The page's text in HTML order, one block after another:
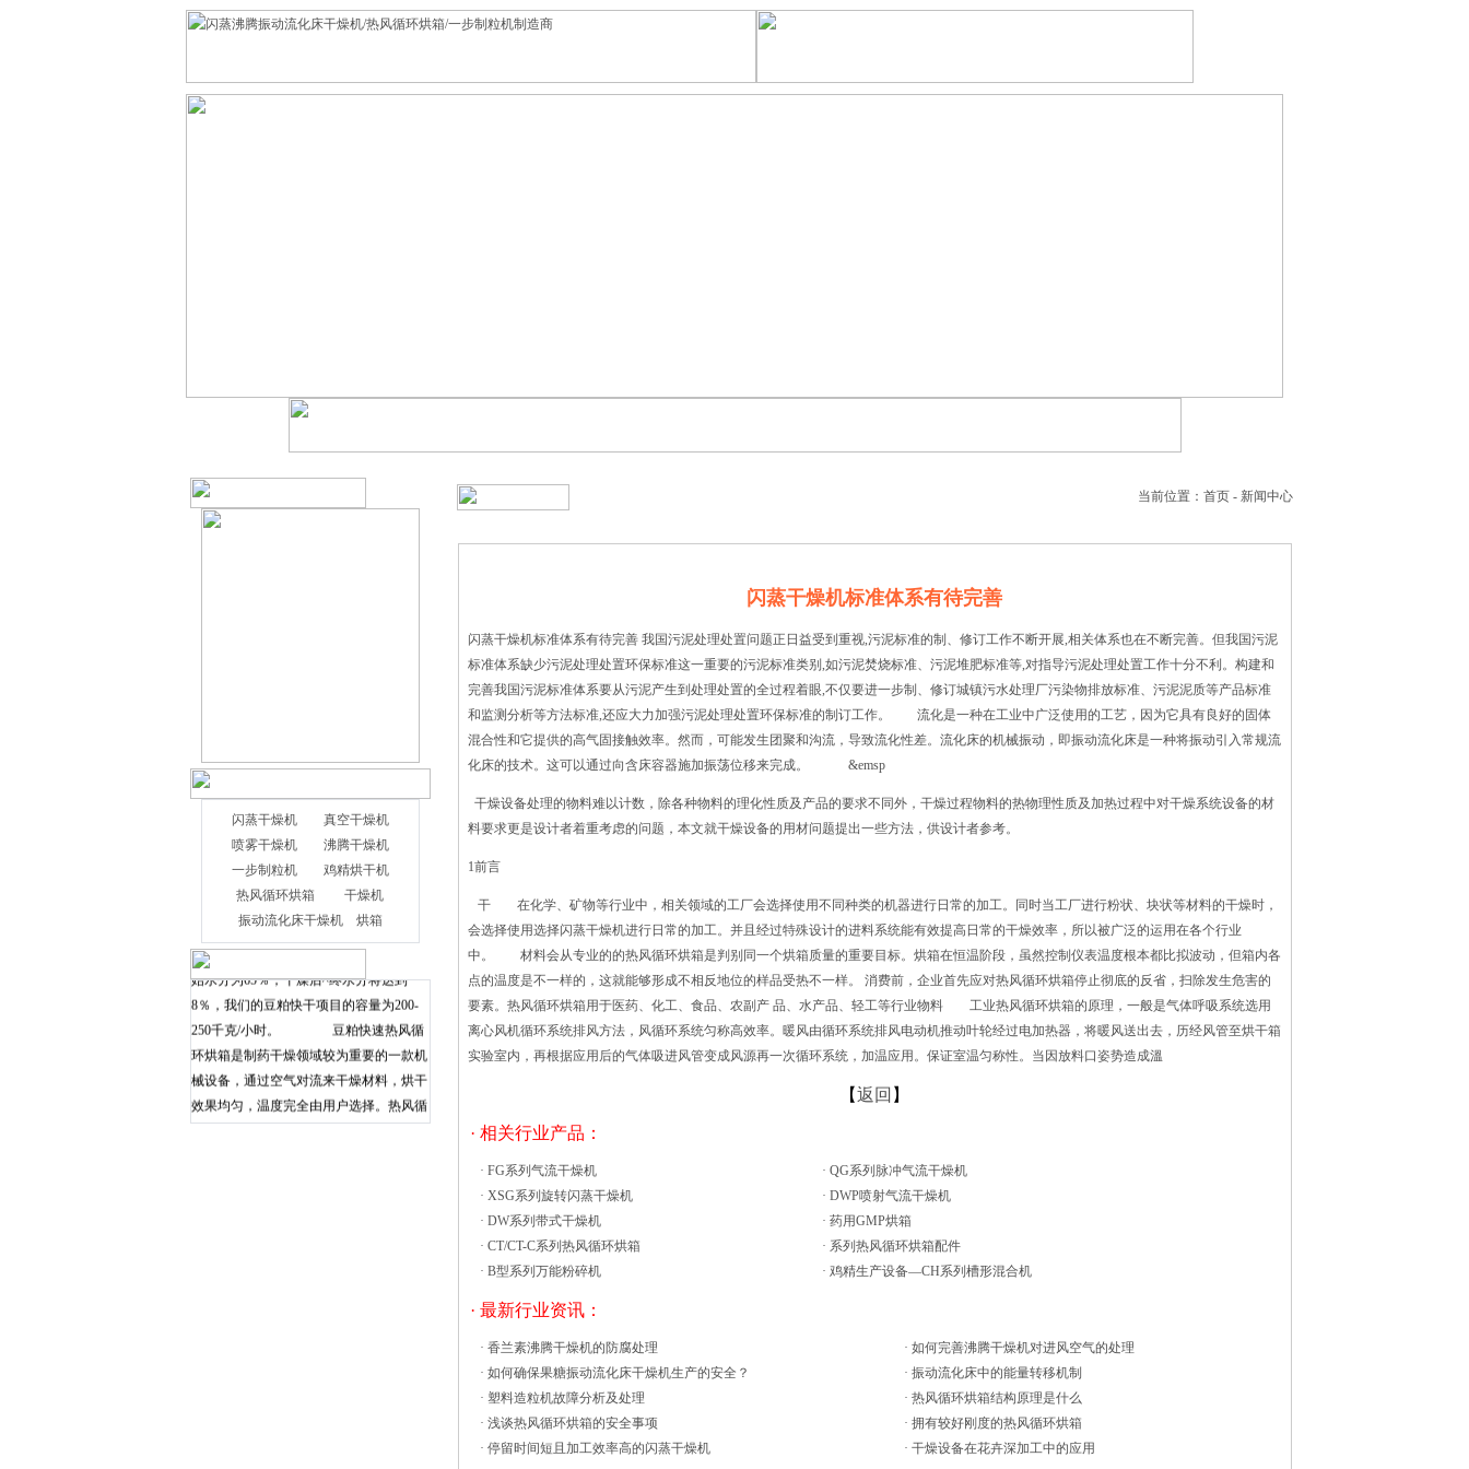
闪蒸干燥机
真空干燥机
喷雾干燥机
沸腾干燥机
一步制粒机
鸡精烘干机
热风循环烘箱
干燥机
振动流化床干燥机
烘箱
豆粕是主要生产畜禽饲料的原料，它
还可用于制作糕点食品，保健食品和化妆
品以及抗菌材料；它是^大的生产和^多功
能的动植物油粕饲料产品，比棉籽粕，花
生粕，油菜渣......等。 豆粕的原
始水分为65％，干燥后^终水分将达到
8％，我们的豆粕快干项目的容量为200-
250千克/小时。 豆粕快速热风循
环烘箱是制药干燥领域较为重要的一款机
械设备，通过空气对流来干燥材料，烘干
效果均匀，温度完全由用户选择。热风循
环烘箱的密封性能好，具有杀菌作用，材
当前位置： 首页- 新闻中心
闪蒸干燥机标准体系有待完善
闪蒸干燥机标准体系有待完善 我国污泥处理处置问题正日益受到重视,污泥标准的制、修订工作不断开展,相关体系也在不断完善。但我国污泥
标准体系缺少污泥处理处置环保标准这一重要的污泥标准类别,如污泥焚烧标准、污泥堆肥标准等,对指导污泥处理处置工作十分不利。构建和
完善我国污泥标准体系要从污泥产生到处理处置的全过程着眼,不仅要进一步制、修订城镇污水处理厂污染物排放标准、污泥泥质等产品标准
和监测分析等方法标准,还应大力加强污泥处理处置环保标准的制订工作。 流化是一种在工业中广泛使用的工艺，因为它具有良好的固体
混合性和它提供的高气固接触效率。然而，可能发生团聚和沟流，导致流化性差。流化床的机械振动，即振动流化床是一种将振动引入常规流
化床的技术。这可以通过向含床容器施加振荡位移来完成。 &emsp
干燥设备处理的物料难以计数，除各种物料的理化性质及产品的要求不同外，干燥过程物料的热物理性质及加热过程中对干燥系统设备的材
料要求更是设计者着重考虑的问题，本文就干燥设备的用材问题提出一些方法，供设计者参考。
1前言
干 在化学、矿物等行业中，相关领域的工厂会选择使用不同种类的机器进行日常的加工。同时当工厂进行粉状、块状等材料的干燥时，
会选择使用选择闪蒸干燥机进行日常的加工。并且经过特殊设计的进料系统能有效提高日常的干燥效率，所以被广泛的运用在各个行业
中。 材料会从专业的的热风循环烘箱是判别同一个烘箱质量的重要目标。烘箱在恒温阶段，虽然控制仪表温度根本都比拟波动，但箱内各
点的温度是不一样的，这就能够形成不相反地位的样品受热不一样。 消费前，企业首先应对热风循环烘箱停止彻底的反省，扫除发生危害的
要素。热风循环烘箱用于医药、化工、食品、农副产 品、水产品、轻工等行业物料 工业热风循环烘箱的原理，一般是气体呼吸系统选用
离心风机循环系统排风方法，风循环系统匀称高效率。暖风由循环系统排风电动机推动叶轮经过电加热器，将暖风送出去，历经风管至烘干箱
实验室内，再根据应用后的气体吸进风管变成风源再一次循环系统，加温应用。保证室温匀称性。当因放料口姿势造成溫
【返回 】
· 相关行业产品：
· FG系列气流干燥机 · QG系列脉冲气流干燥机
· XSG系列旋转闪蒸干燥机 · DWP喷射气流干燥机
· DW系列带式干燥机 · 药用GMP烘箱
· CT/CT-C系列热风循环烘箱 · 系列热风循环烘箱配件
· B型系列万能粉碎机 · 鸡精生产设备—CH系列槽形混合机
· 最新行业资讯：
· 香兰素沸腾干燥机的防腐处理 · 如何完善沸腾干燥机对进风空气的处理
· 如何确保果糖振动流化床干燥机生产的安全？ · 振动流化床中的能量转移机制
· 塑料造粒机故障分析及处理 · 热风循环烘箱结构原理是什么
· 浅谈热风循环烘箱的安全事项 · 拥有较好刚度的热风循环烘箱
· 停留时间短且加工效率高的闪蒸干燥机 · 干燥设备在花卉深加工中的应用